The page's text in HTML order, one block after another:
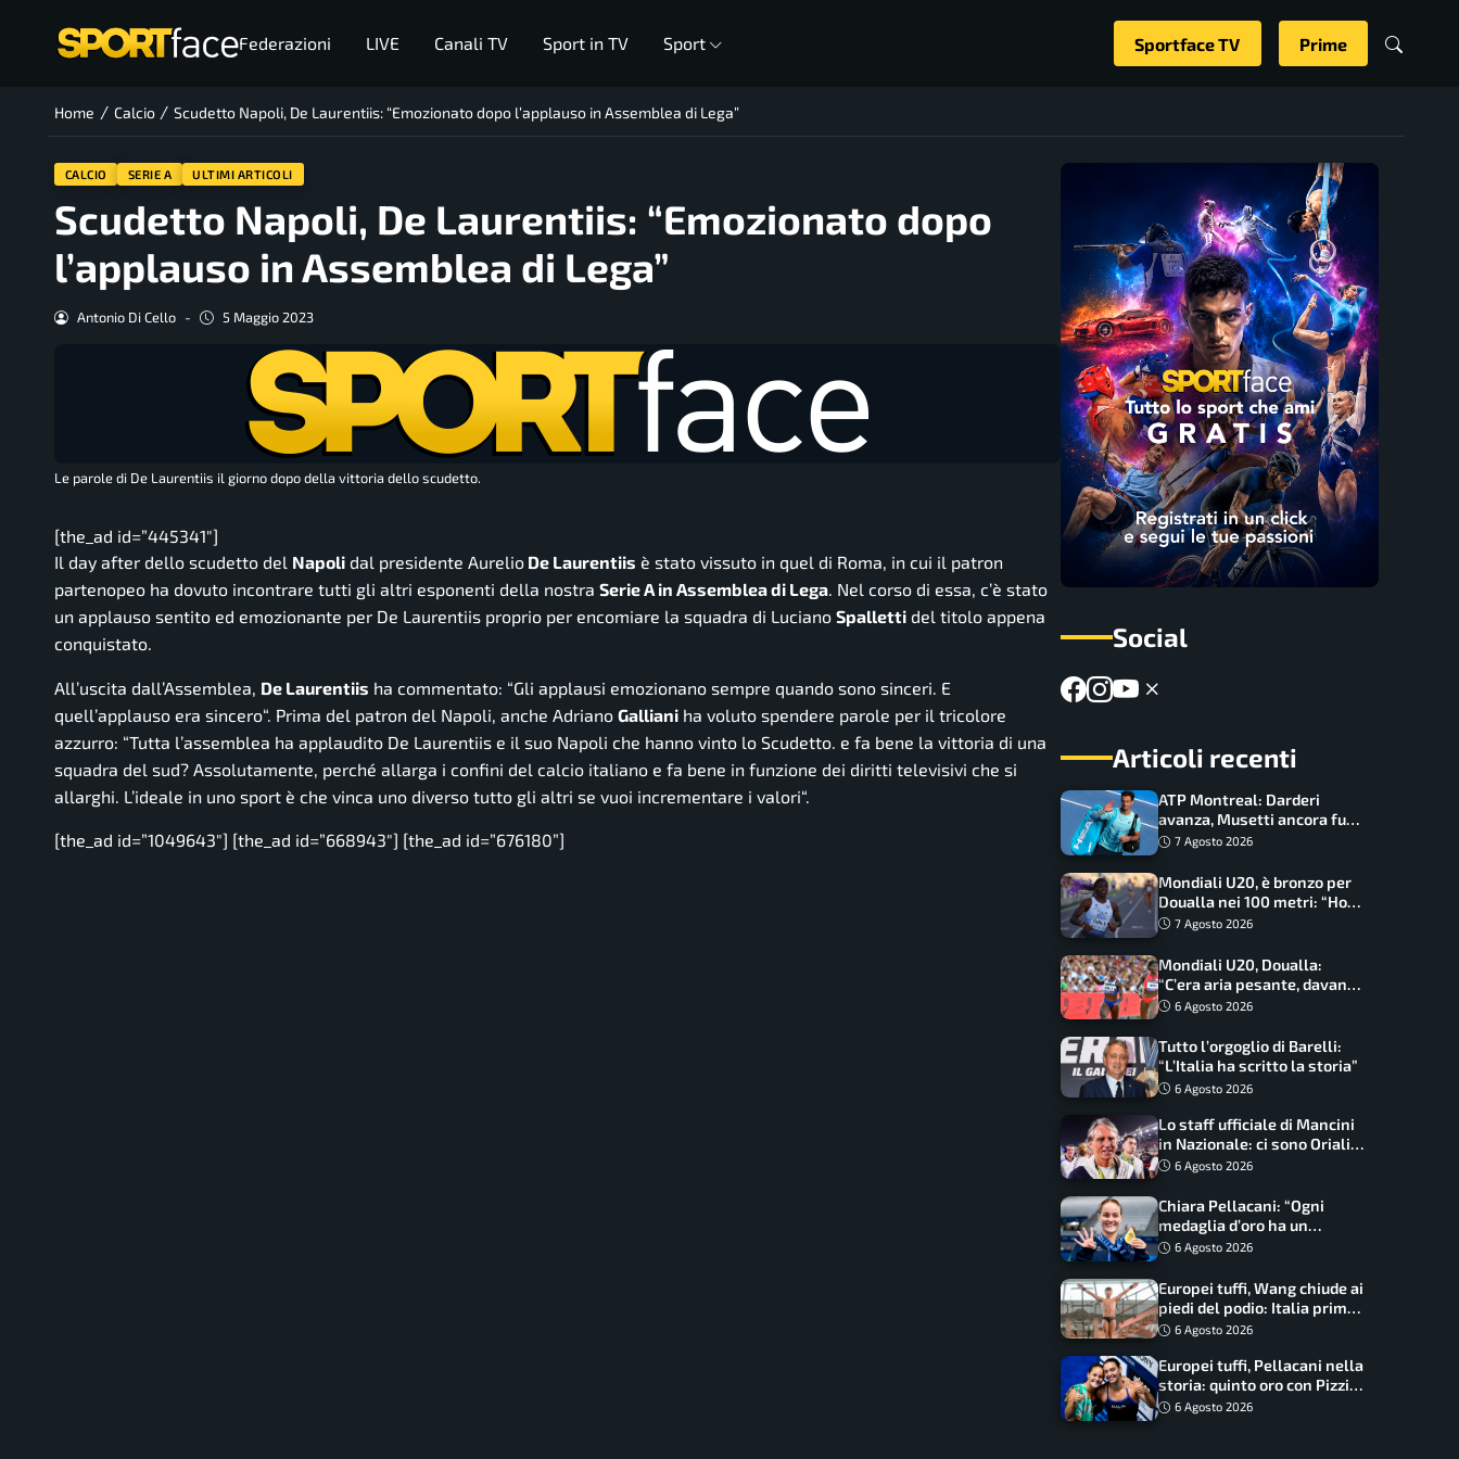
Federazioni LIVE Canali TV Sport in TV Sport Sportface TV Prime
Home / Calcio / Scudetto Napoli, De Laurentiis: “Emozionato dopo l’applauso in Assemblea di Lega”
CALCIO SERIE A ULTIMI ARTICOLI
Scudetto Napoli, De Laurentiis: “Emozionato dopo
l’applauso in Assemblea di Lega”
Antonio Di Cello - 5 Maggio 2023
Le parole di De Laurentiis il giorno dopo della vittoria dello scudetto.
[the_ad id=”445341″]
Il day after dello scudetto del Napoli dal presidente Aurelio De Laurentiis è stato vissuto in quel di Roma, in cui il patron
partenopeo ha dovuto incontrare tutti gli altri esponenti della nostra Serie A in Assemblea di Lega. Nel corso di essa, c’è stato
un applauso sentito ed emozionante per De Laurentiis proprio per encomiare la squadra di Luciano Spalletti del titolo appena
conquistato.
All’uscita dall’Assemblea, De Laurentiis ha commentato: “Gli applausi emozionano sempre quando sono sinceri. E
quell’applauso era sincero“. Prima del patron del Napoli, anche Adriano Galliani ha voluto spendere parole per il tricolore
azzurro: “Tutta l’assemblea ha applaudito De Laurentiis e il suo Napoli che hanno vinto lo Scudetto. e fa bene la vittoria di una
squadra del sud? Assolutamente, perché allarga i confini del calcio italiano e fa bene in funzione dei diritti televisivi che si
allarghi. L’ideale in uno sport è che vinca uno diverso tutto gli altri se vuoi incrementare i valori“.
[the_ad id=”1049643″] [the_ad id=”668943″] [the_ad id=”676180”]
Social
Articoli recenti
ATP Montreal: Darderi
avanza, Musetti ancora fuori
con Jodar
7 Agosto 2026
Mondiali U20, è bronzo per
Doualla nei 100 metri: “Ho
scacciato l’ansia”
7 Agosto 2026
Mondiali U20, Doualla:
“C’era aria pesante, davano
le mascherine! Finale? Non
6 Agosto 2026
Tutto l’orgoglio di Barelli:
“L’Italia ha scritto la storia”
6 Agosto 2026
Lo staff ufficiale di Mancini
in Nazionale: ci sono Oriali e
Bonucci, confermato un
6 Agosto 2026
Chiara Pellacani: “Ogni
medaglia d’oro ha un
significato diverso. Ho fatto
6 Agosto 2026
Europei tuffi, Wang chiude ai
piedi del podio: Italia prima
nel medagliere
6 Agosto 2026
Europei tuffi, Pellacani nella
storia: quinto oro con Pizzini
nel sincro da 3 metri
6 Agosto 2026